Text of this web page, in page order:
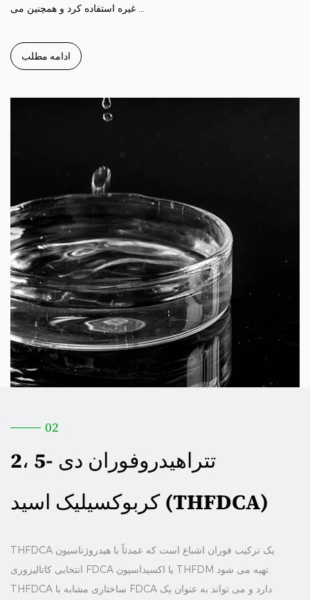
غیره استفاده کرد و همچنین می ...
ادامه مطلب
02
2، 5- تتراهیدروفوران دی
کربوکسیلیک اسید (THFDCA)
THFDCA یک ترکیب فوران اشباع است که عمدتاً با هیدروژناسیون
انتخابی کاتالیزوری FDCA یا اکسیداسیون THFDM تهیه می شود.
THFDCA ساختاری مشابه با FDCA دارد و می تواند به عنوان یک